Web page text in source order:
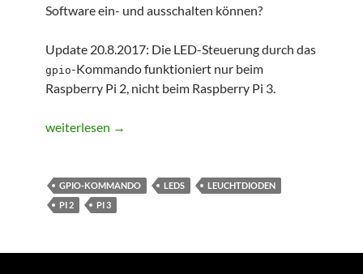
Software ein- und ausschalten können?
Update 20.8.2017: Die LED-Steuerung durch das
gpio-Kommando funktioniert nur beim
Raspberry Pi 2, nicht beim Raspberry Pi 3.
On-Board-LEDs des Raspberry Pi steuern
weiterlesen →
GPIO-KOMMANDO LEDS
LEUCHTDIODEN
PI 2
PI 3